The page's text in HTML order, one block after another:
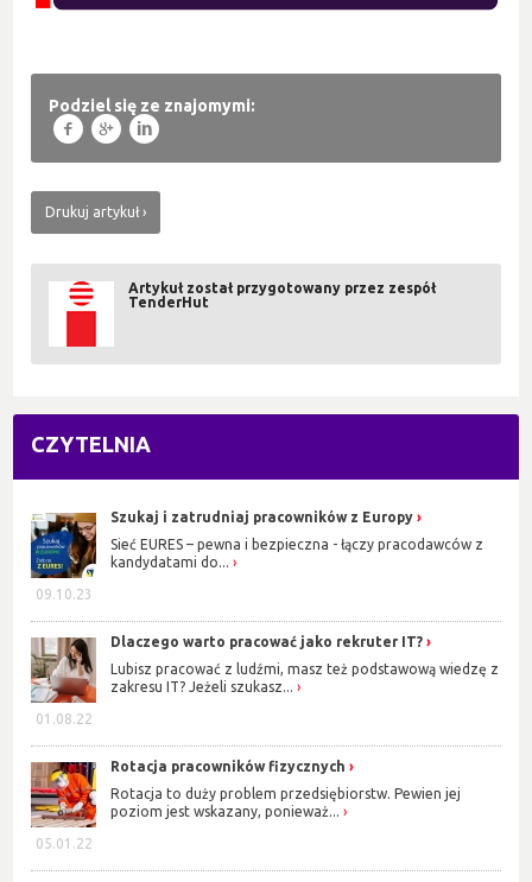
Podziel się ze znajomymi:
f g l
Drukuj artykuł
Artykuł został przygotowany przez zespół
TenderHut
CZYTELNIA
09.10.23
Szukaj i zatrudniaj pracowników z Europy
Sieć EURES – pewna i bezpieczna - łączy pracodawców z
kandydatami do...
01.08.22
Dlaczego warto pracować jako rekruter IT?
Lubisz pracować z ludźmi, masz też podstawową wiedzę z
zakresu IT? Jeżeli szukasz...
05.01.22
Rotacja pracowników fizycznych
Rotacja to duży problem przedsiębiorstw. Pewien jej
poziom jest wskazany, ponieważ...